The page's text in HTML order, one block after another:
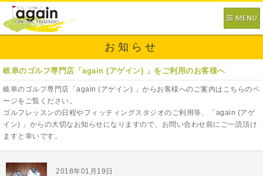
お知らせ
岐阜のゴルフ専門店「again (アゲイン) 」をご利用のお客様へ
岐阜のゴルフ専門店「again (アゲイン) 」からお客様へのご案内はこちらのペ
ージをご覧ください。
ゴルフレッスンの日程やフィッティングスタジオのご利用等、「again (アゲ
イン) 」からの大切なお知らせになりますので、お問い合わせ前にご一読頂け
ますと幸いです。
2018年01月19日